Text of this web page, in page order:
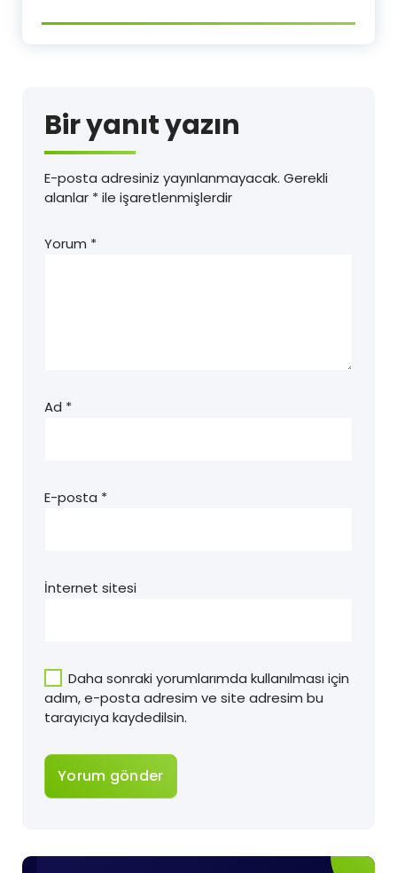
Bir yanıt yazın
E-posta adresiniz yayınlanmayacak. Gerekli
alanlar *ile işaretlenmişlerdir
Yorum *
Ad *
E-posta *
İnternet sitesi
Daha sonraki yorumlarımda kullanılması için
adım, e-posta adresim ve site adresim bu
tarayıcıya kaydedilsin.